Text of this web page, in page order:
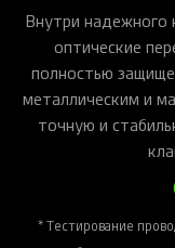
Внутри надежного
оптические
полностью
металлическим и
точную и
* Тестирование
для